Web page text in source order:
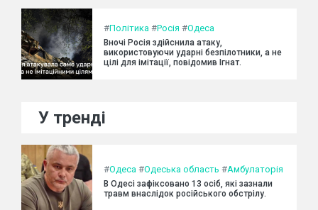
#Політика #Росія #Одеса
Вночі Росія здійснила атаку,
використовуючи ударні безпілотники, а не
цілі для імітації, повідомив Ігнат.
У тренді
#Одеса #Одеська область #Амбулаторія
В Одесі зафіксовано 13 осіб, які зазнали
травм внаслідок російського обстрілу.